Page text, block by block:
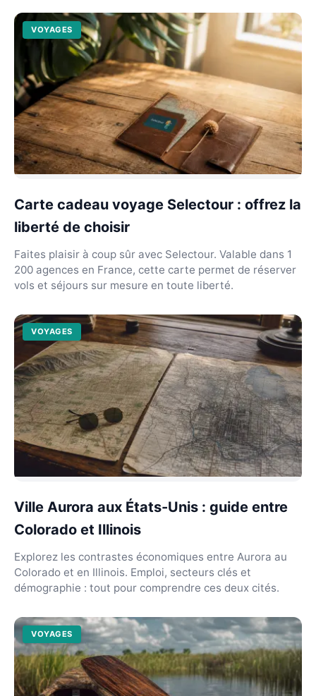
VOYAGES
Carte cadeau voyage Selectour : offrez la
liberté de choisir
Faites plaisir à coup sûr avec Selectour. Valable dans 1
200 agences en France, cette carte permet de réserver
vols et séjours sur mesure en toute liberté.
VOYAGES
Ville Aurora aux États-Unis : guide entre
Colorado et Illinois
Explorez les contrastes économiques entre Aurora au
Colorado et en Illinois. Emploi, secteurs clés et
démographie : tout pour comprendre ces deux cités.
VOYAGES